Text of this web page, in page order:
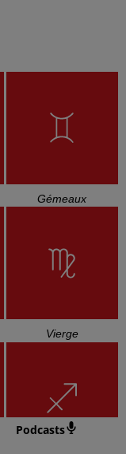
Podcasts
Gémeaux
Vierge